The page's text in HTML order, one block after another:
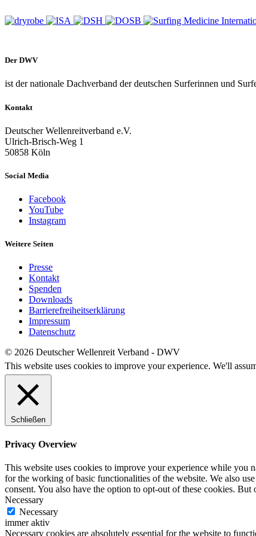
Der DWV
ist der nationale Dachverband der deutschen Surferinnen und
Kontakt
Deutscher Wellenreitverband e.V.
Ulrich-Brisch-Weg 1
50858 Köln
Social Media
Facebook
YouTube
Instagram
Weitere Seiten
Presse
Kontakt
Spenden
Downloads
Barrierefreiheitserklärung
Impressum
Datenschutz
© 2026 Deutscher Wellenreit Verband - DWV
This website uses cookies to improve your experience. We'll
Schließen
Privacy Overview
This website uses cookies to improve your experience while you
for the working of basic functionalities of the website. We also
consent. You also have the option to opt-out of these cookies.
Necessary
Necessary
immer aktiv
Necessary cookies are absolutely essential for the website to